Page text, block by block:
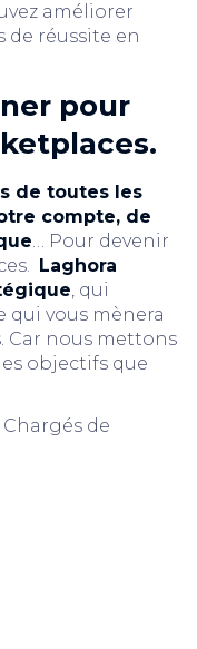
améliorer
de réussite en
pour
de toutes les
compte, de
… Pour devenir
Laghora
, qui
qui vous mènera
Car nous mettons
objectifs que
Chargés de